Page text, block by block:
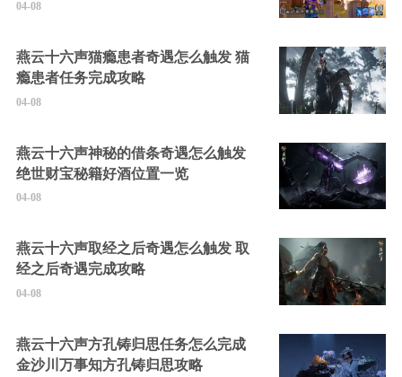
04-08
燕云十六声猫瘾患者奇遇怎么触发 猫
瘾患者任务完成攻略
04-08
燕云十六声神秘的借条奇遇怎么触发
绝世财宝秘籍好酒位置一览
04-08
燕云十六声取经之后奇遇怎么触发 取
经之后奇遇完成攻略
04-08
燕云十六声方孔铸归思任务怎么完成
金沙川万事知方孔铸归思攻略